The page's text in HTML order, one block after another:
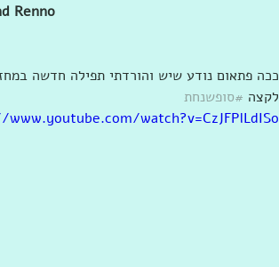
Renno
ככה פתאום נודע שיש והורדתי תפילה חדשה
לקצה #סופשנחת
watch?v=CzJFPlLdISo